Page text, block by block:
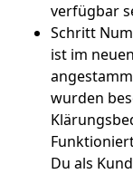
verfügbar
Schritt
ist im
wurden
Du als